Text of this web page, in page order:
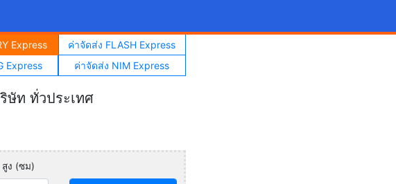
Express
ค่าจัดส่ง FLASH Express
Express ค่าจัดส่ง NIM Express
ษัท ทั่วประเทศ
สูง (ซม)